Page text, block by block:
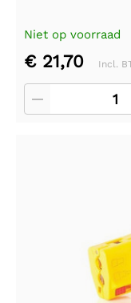
Niet op voorraad
€ 21,70 Incl.